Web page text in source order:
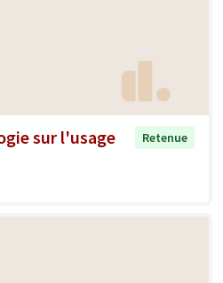
sur l'usage
Retenue